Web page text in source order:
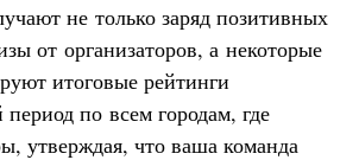
не только заряд позитивных
от организаторов, а некоторые
итоговые рейтинги
по всем городам, где
утверждая, что ваша команда